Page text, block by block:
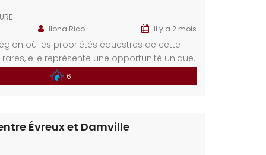
Ilona Rico il y a 2 mois
où les propriétés équestres de cette
elle représente une opportunité unique.
cette occasion rare de vivre votre passion
Situation géographique : En Haute
6
Évreux et Damville